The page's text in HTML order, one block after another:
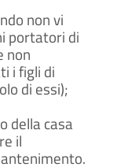
non vi
portatori di
non
i figli di
di essi);
della casa
il